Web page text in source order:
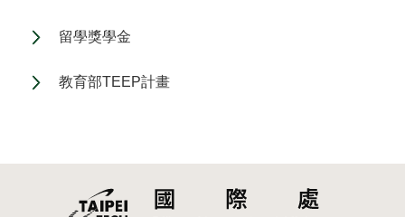
留學獎學金
教育部TEEP計畫